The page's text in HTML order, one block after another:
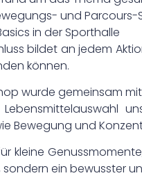
und Parcours-
in der Sporthalle
bildet an jedem
können.
wurde gemeinsam
Bewegung und
kleine
ein bewusster